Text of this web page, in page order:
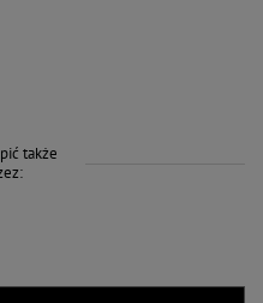
także